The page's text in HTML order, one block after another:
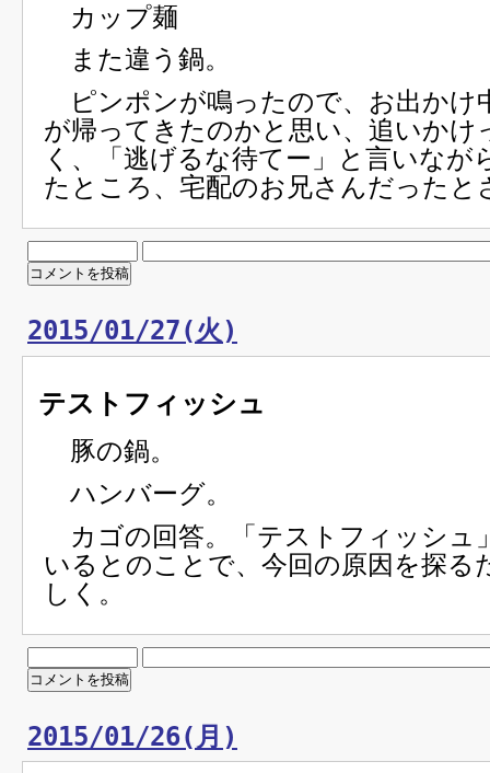
カップ麺
また違う鍋。
ピンポンが鳴ったので、お出かけ
が帰ってきたのかと思い、追いかけ
く、「逃げるな待てー」と言いなが
たところ、宅配のお兄さんだったと
2015/01/27(火)
テストフィッシュ
豚の鍋。
ハンバーグ。
カゴの回答。「テストフィッシュ
いるとのことで、今回の原因を探る
しく。
2015/01/26(月)